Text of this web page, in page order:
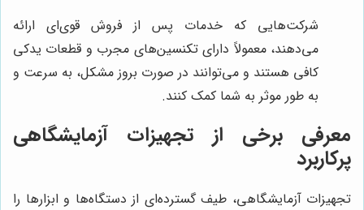
شرکت‌هایی که خدمات پس از فروش قوی‌ای ارائه
می‌دهند، معمولاً دارای تکنسین‌های مجرب و قطعات یدکی
کافی هستند و می‌توانند در صورت بروز مشکل، به سرعت و
به طور موثر به شما کمک کنند.
معرفی برخی از تجهیزات آزمایشگاهی
پرکاربرد
تجهیزات آزمایشگاهی، طیف گسترده‌ای از دستگاه‌ها و ابزارها را